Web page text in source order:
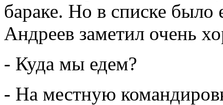
бараке. Но в списке
Андреев заметил очень
- Куда мы едем?
- На местную